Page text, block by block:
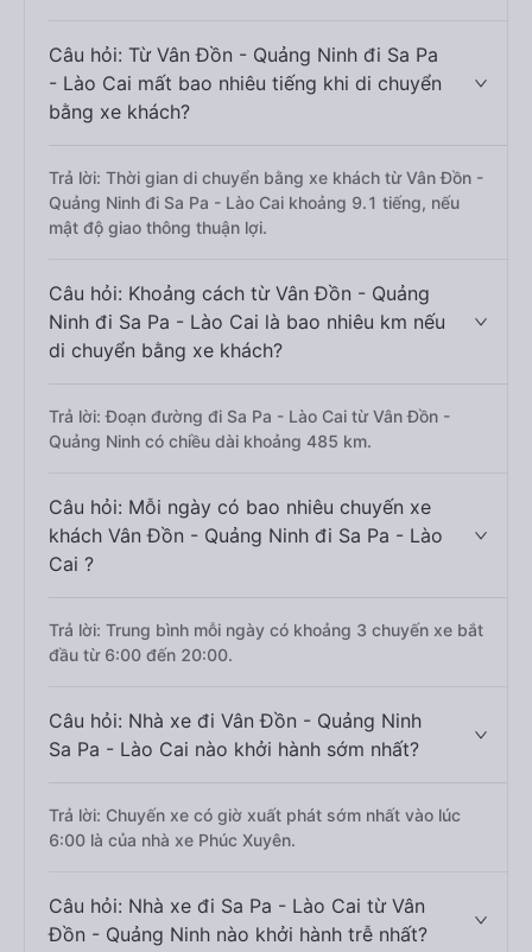
Câu hỏi: Từ Vân Đồn - Quảng Ninh đi Sa Pa
- Lào Cai mất bao nhiêu tiếng khi di chuyển
bằng xe khách?
Trả lời: Thời gian di chuyển bằng xe khách từ Vân Đồn -
Quảng Ninh đi Sa Pa - Lào Cai khoảng 9.1 tiếng, nếu
mật độ giao thông thuận lợi.
Câu hỏi: Khoảng cách từ Vân Đồn - Quảng
Ninh đi Sa Pa - Lào Cai là bao nhiêu km nếu
di chuyển bằng xe khách?
Trả lời: Đoạn đường đi Sa Pa - Lào Cai từ Vân Đồn -
Quảng Ninh có chiều dài khoảng 485 km.
Câu hỏi: Mỗi ngày có bao nhiêu chuyến xe
khách Vân Đồn - Quảng Ninh đi Sa Pa - Lào
Cai ?
Trả lời: Trung bình mỗi ngày có khoảng 3 chuyến xe bắt
đầu từ 6:00 đến 20:00.
Câu hỏi: Nhà xe đi Vân Đồn - Quảng Ninh
Sa Pa - Lào Cai nào khởi hành sớm nhất?
Trả lời: Chuyến xe có giờ xuất phát sớm nhất vào lúc
6:00 là của nhà xe Phúc Xuyên.
Câu hỏi: Nhà xe đi Sa Pa - Lào Cai từ Vân
Đồn - Quảng Ninh nào khởi hành trễ nhất?